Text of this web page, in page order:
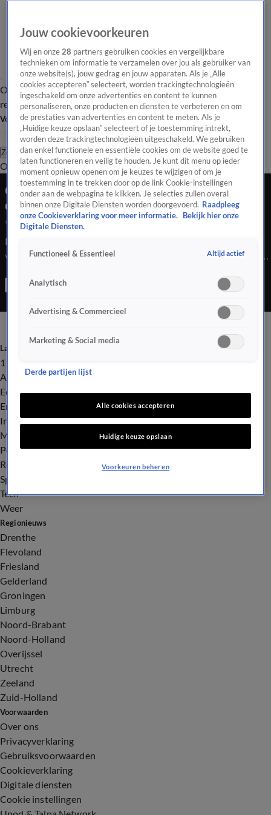
Overzicht Laatste nieuws Regionieuws Het beste van Hart
Tip de
redactie
Volg Hart van Nederland
Zoeken
OverzichtRegioUitzendingenWeerTip de redactiePanelVideo's
Omstanders gooien eieren naar XR-
demonstranten IJmuiden
9 mei 2025, 22:35
Demonstranten van Extinction Rebellion (XR) voeren
vrijdagavond actie bij de Zeesluis in IJmuiden. Een cruiseschip
gaat het om het schip de Celebrity Eclips. Omstanders uiten
Laatste nieuws
112
Advies & Tips
Economie
Entertainment
Infrastructuur
Milieu en Gezondheid
Politiek
Royalty
Sport
Tech
Weer
Regionieuws
Drenthe
Flevoland
Friesland
Gelderland
Groningen
Limburg
Noord-Brabant
Noord-Holland
Overijssel
Utrecht
Zeeland
Zuid-Holland
Voorwaarden
Over ons
Privacyverklaring
Gebruiksvoorwaarden
Cookieverklaring
Digitale diensten
Cookie instellingen
Jouw cookievoorkeuren
Wij en onze28 partners gebruiken cookies en vergelijkbare
technieken om informatie te verzamelen over jou als gebruiker van
onze website(s), jouw gedrag en jouw apparaten. Als je „Alle
cookies accepteren” selecteert, worden trackingtechnologieën
ingeschakeld om onze advertenties en content te kunnen
personaliseren, onze producten en diensten te verbeteren en om
de prestaties van advertenties en content te meten. Als je
„Huidige keuze opslaan” selecteert of je toestemming intrekt,
worden deze trackingtechnologieën uitgeschakeld. We gebruiken
dan enkel functionele en essentiële cookies om de website goed te
laten functioneren en veilig te houden. Je kunt dit menu op ieder
moment opnieuw openen om je keuzes te wijzigen of om je
toestemming in te trekken door op de link Cookie-instellingen
onder aan de webpagina te klikken. Je selecties zullen overal
binnen onze Digitale Diensten worden doorgevoerd. Raadpleeg
onze Cookieverklaring voor meer informatie.
Bekijk hier onze
Digitale Diensten.
Functioneel & Essentieel Altijd actief
Analytisch
Advertising & Commercieel
Marketing & Social media
Derde partijen lijst
Alle cookies accepteren
Huidige keuze opslaan
Voorkeuren beheren